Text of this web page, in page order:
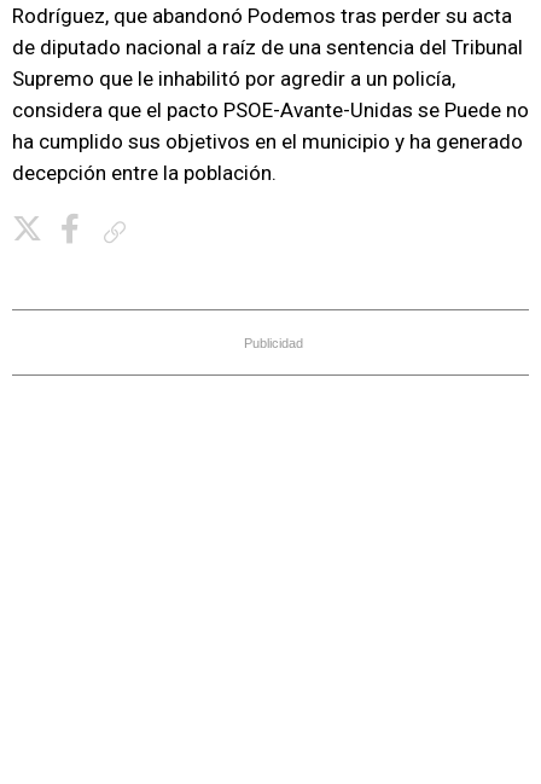
Rodríguez, que abandonó Podemos tras perder su acta
de diputado nacional a raíz de una sentencia del Tribunal
Supremo que le inhabilitó por agredir a un policía,
considera que el pacto PSOE-Avante-Unidas se Puede no
ha cumplido sus objetivos en el municipio y ha generado
decepción entre la población.
Publicidad